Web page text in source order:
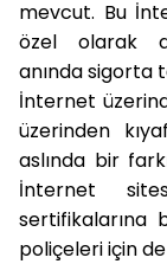
mevcut. Bu
özel olarak
anında sigorta
İnternet
üzerinden
aslında bir
İnternet
sertifikalarına
poliçeleri için